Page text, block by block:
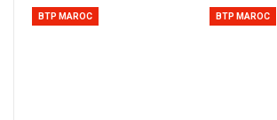
BTP MAROC BTP MAROC